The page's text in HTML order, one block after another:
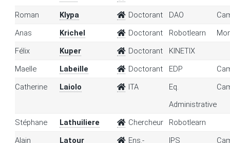
Roman
Klypa Doctorant DAO
Anas
Krichel Doctorant Robotlearn
Félix
Kuper Doctorant
KINETIX
Maelle
Labeille Doctorant EDP
Catherine
Laiolo ITA
Eq.
Administrative
Stéphane Lathuiliere Chercheur
Robotlearn
Alain
Latour
Ens.-
IPS